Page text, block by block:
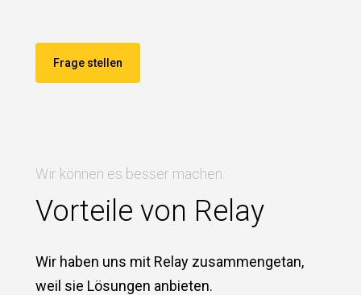
Frage stellen
Wir können es besser machen
Vorteile von Relay
Wir haben uns mit Relay zusammengetan,
weil sie Lösungen anbieten.